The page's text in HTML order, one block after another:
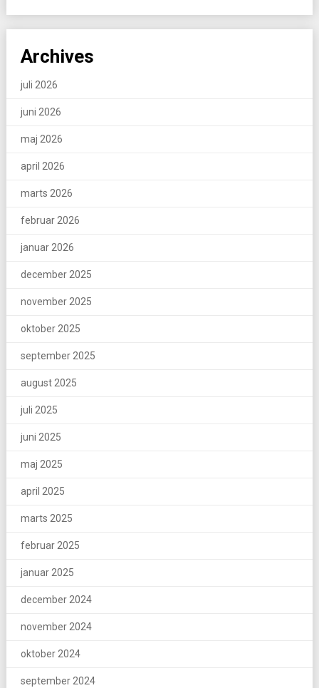
Archives
juli 2026
juni 2026
maj 2026
april 2026
marts 2026
februar 2026
januar 2026
december 2025
november 2025
oktober 2025
september 2025
august 2025
juli 2025
juni 2025
maj 2025
april 2025
marts 2025
februar 2025
januar 2025
december 2024
november 2024
oktober 2024
september 2024